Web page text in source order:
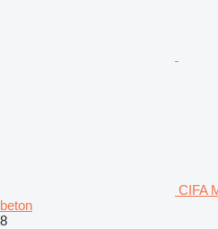
CIFA
beton
8